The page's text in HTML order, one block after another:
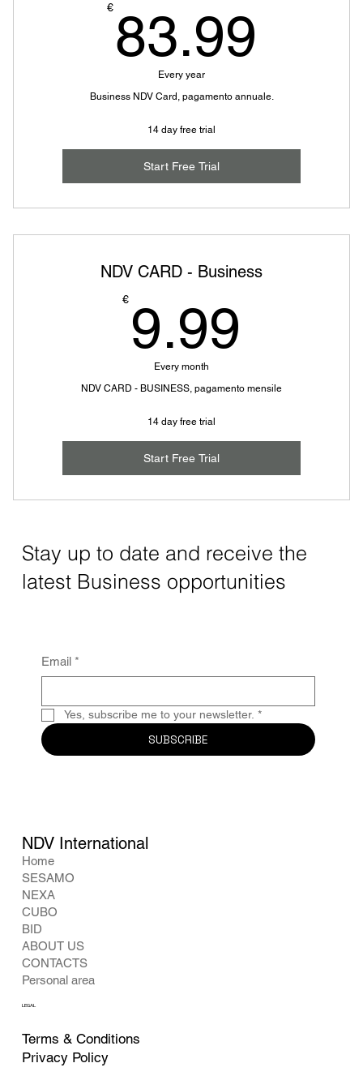
€ 83.99
Every year
Business NDV Card, pagamento annuale.
14 day free trial
Start Free Trial
NDV CARD - Business
€ 9.99
Every month
NDV CARD - BUSINESS, pagamento mensile
14 day free trial
Start Free Trial
Stay up to date and receive the
latest Business opportunities
Email *
Yes, subscribe me to your newsletter. *
SUBSCRIBE
NDV International
Home
SESAMO
NEXA
CUBO
BID
ABOUT US
CONTACTS
Personal area
LEGAL
Terms & Conditions
Privacy Policy